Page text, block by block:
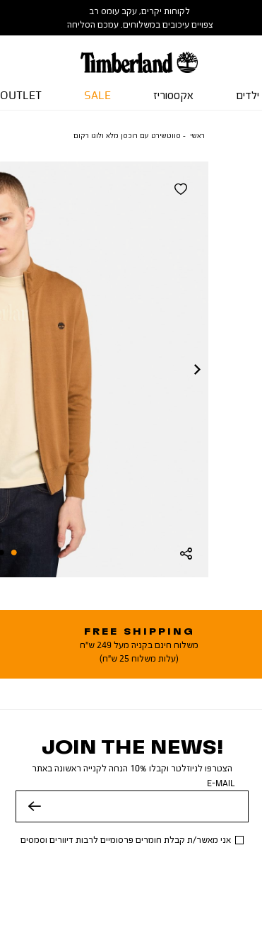
לקוחות יקרים, עקב עומס רב
צפויים עיכובים במשלוחים. עמכם הסליחה
ילדים אקססוריז SALE
OUTLET
ראשי סווטשירט עם רוכסן מלא ולוגו רקום
FREE SHIPPING
משלוח חינם בקניה מעל 249 ש"ח
(עלות משלוח 25 ש"ח)
JOIN THE NEWS!
הצטרפו לניוזלטר וקבלו 10% הנחה לקנייה ראשונה באתר
E-MAIL
אני מאשר/ת קבלת חומרים פרסומיים לרבות דיוורים וסמסים